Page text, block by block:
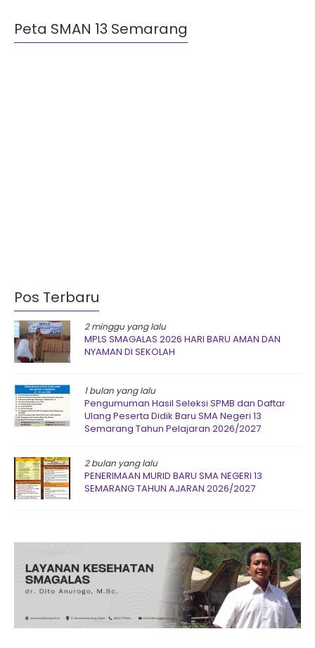
Peta SMAN 13 Semarang
Pos Terbaru
2 minggu yang lalu
MPLS SMAGALAS 2026 HARI BARU AMAN DAN
NYAMAN DI SEKOLAH
1 bulan yang lalu
Pengumuman Hasil Seleksi SPMB dan Daftar
Ulang Peserta Didik Baru SMA Negeri 13
Semarang Tahun Pelajaran 2026/2027
2 bulan yang lalu
PENERIMAAN MURID BARU SMA NEGERI 13
SEMARANG TAHUN AJARAN 2026/2027